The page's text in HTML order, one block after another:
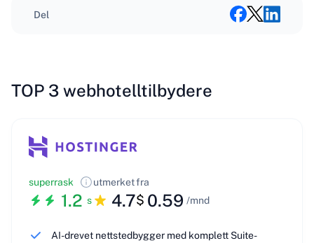
Del
TOP 3 webhotelltilbydere
superrask
1.2 s
utmerket
4.7
fra
$ 0.59 /mnd
AI-drevet nettstedbygger med komplett Suite-